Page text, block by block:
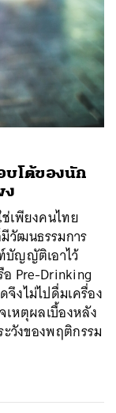
บโต้ของนัก
ง
ช่เพียงคนไทย
วัฒนธรรมการ
บัญญัติเอาไว้
อ Pre-Drinking
จึงไม่ไปดื่มเครื่อง
เหตุผลเบื้องหลัง
วังของพฤติกรรม